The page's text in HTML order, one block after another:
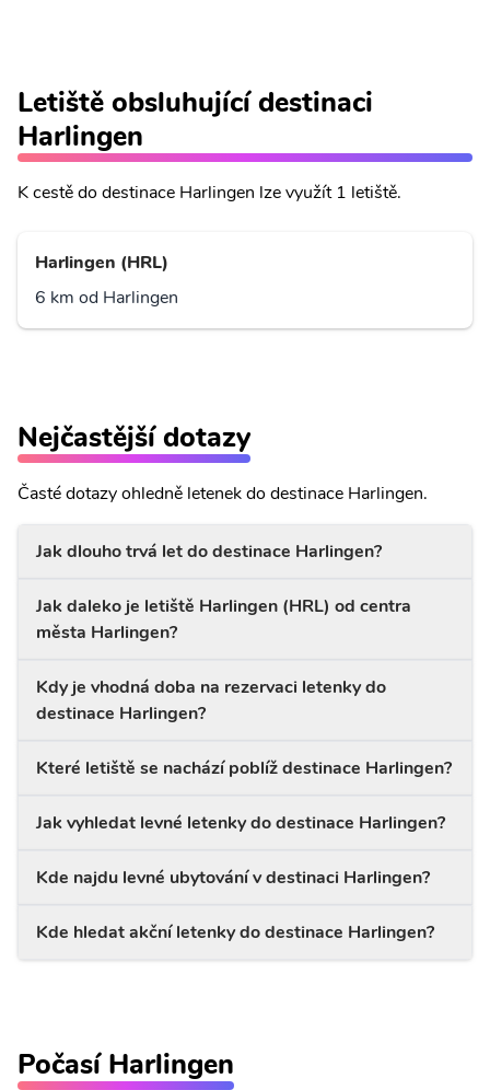
Letiště obsluhující destinaci
Harlingen
K cestě do destinace Harlingen lze využít 1 letiště.
Harlingen (HRL)
6 km od Harlingen
Nejčastější dotazy
Časté dotazy ohledně letenek do destinace Harlingen.
Jak dlouho trvá let do destinace Harlingen?
Jak daleko je letiště Harlingen (HRL) od centra
města Harlingen?
Kdy je vhodná doba na rezervaci letenky do
destinace Harlingen?
Které letiště se nachází poblíž destinace Harlingen?
Jak vyhledat levné letenky do destinace Harlingen?
Kde najdu levné ubytování v destinaci Harlingen?
Kde hledat akční letenky do destinace Harlingen?
Počasí Harlingen